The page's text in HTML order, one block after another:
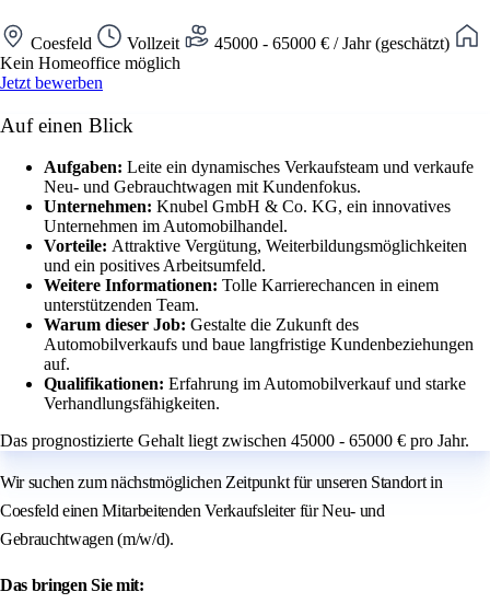
Coesfeld Vollzeit
45000 - 65000 € / Jahr (geschätzt)
Kein Homeoffice möglich
Jetzt bewerben
Auf einen Blick
Aufgaben: Leite ein dynamisches Verkaufsteam und verkaufe
Neu- und Gebrauchtwagen mit Kundenfokus.
Unternehmen: Knubel GmbH & Co. KG, ein innovatives
Unternehmen im Automobilhandel.
Vorteile: Attraktive Vergütung, Weiterbildungsmöglichkeiten
und ein positives Arbeitsumfeld.
Weitere Informationen: Tolle Karrierechancen in einem
unterstützenden Team.
Warum dieser Job: Gestalte die Zukunft des
Automobilverkaufs und baue langfristige Kundenbeziehungen
auf.
Qualifikationen: Erfahrung im Automobilverkauf und starke
Verhandlungsfähigkeiten.
Das prognostizierte Gehalt liegt zwischen 45000 - 65000 € pro Jahr.
Wir suchen zum nächstmöglichen Zeitpunkt für unseren Standort in
Coesfeld einen Mitarbeitenden Verkaufsleiter für Neu- und
Gebrauchtwagen (m/w/d).
Das bringen Sie mit: